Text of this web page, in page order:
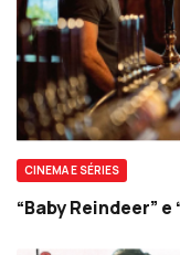
CINEMA E SÉRIES
“Baby Reindeer”